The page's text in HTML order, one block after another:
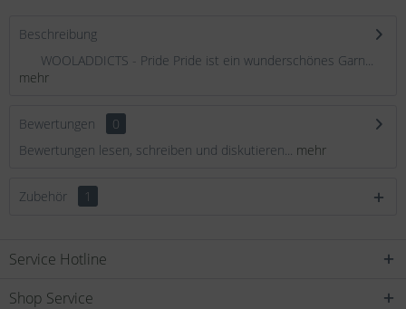
Beschreibung
WOOLADDICTS - Pride Pride ist ein wunderschönes Garn...
mehr
Bewertungen
0
Bewertungen lesen, schreiben und diskutieren... mehr
Zubehör 1
Service Hotline
Shop Service